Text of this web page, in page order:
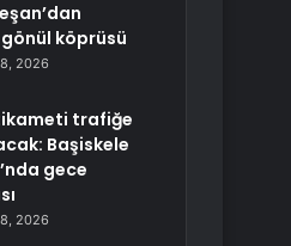
gönül köprüsü
2026
trafiğe
Başiskele
gece
2026